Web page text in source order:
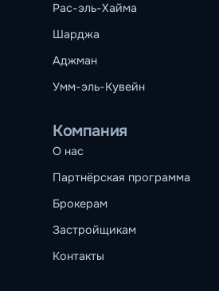
Рас-эль-Хайма
Шарджа
Аджман
Умм-эль-Кувейн
Компания
О нас
Партнёрская программа
Брокерам
Застройщикам
Контакты